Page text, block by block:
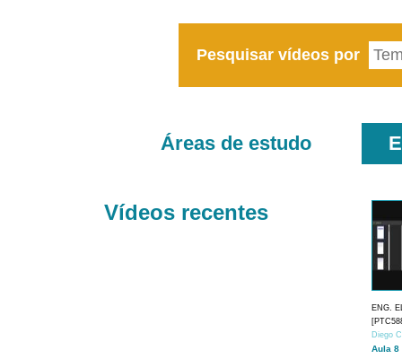
Pesquisar vídeos por
Áreas de estudo
Vídeos recentes
ENG.
Diego
Aula 8